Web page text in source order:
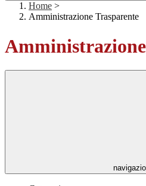
Home >
Amministrazione Trasparente